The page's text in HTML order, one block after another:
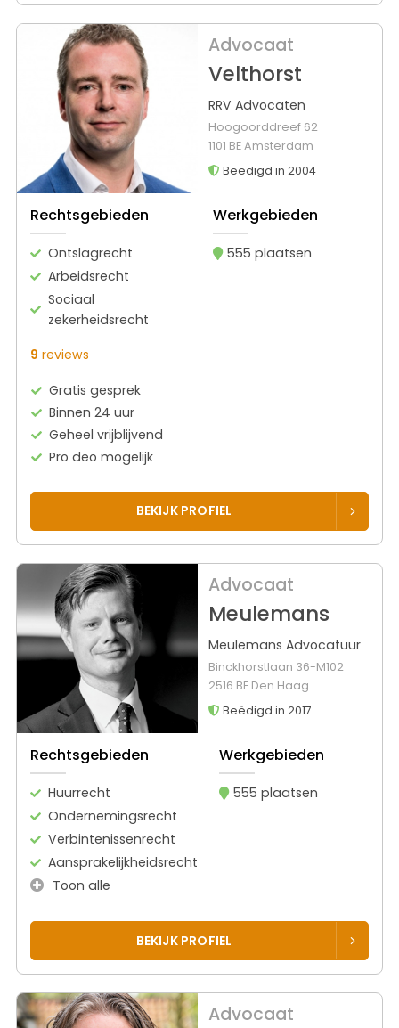
Advocaat
Velthorst
RRV Advocaten
Hoogoorddreef 62
1101 BE Amsterdam
Beëdigd in 2004
Rechtsgebieden
Ontslagrecht
Arbeidsrecht
Sociaal
zekerheidsrecht
Werkgebieden
555 plaatsen
9 reviews
Gratis gesprek
Binnen 24 uur
Geheel vrijblijvend
Pro deo mogelijk
BEKIJK PROFIEL
Advocaat
Meulemans
Meulemans Advocatuur
Binckhorstlaan 36-M102
2516 BE Den Haag
Beëdigd in 2017
Rechtsgebieden
Huurrecht
Ondernemingsrecht
Verbintenissenrecht
Aansprakelijkheidsrecht
Toon alle
Werkgebieden
555 plaatsen
BEKIJK PROFIEL
Advocaat